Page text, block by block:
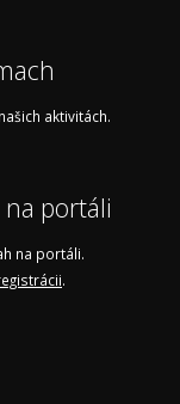
aktivitách.
portáli
na portáli.
.